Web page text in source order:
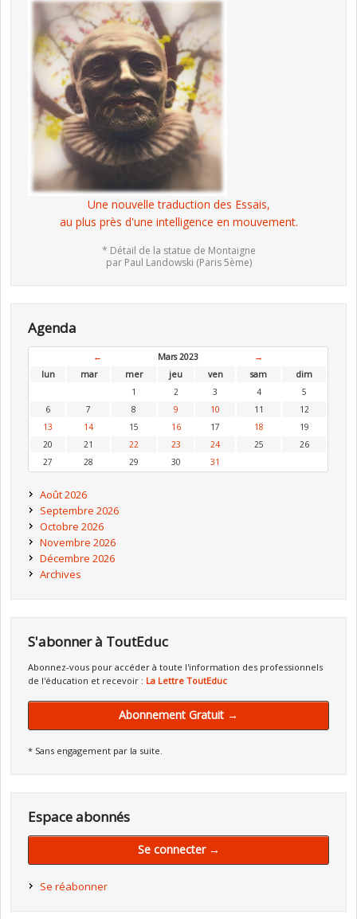
Une nouvelle traduction des Essais,
au plus près d'une intelligence en mouvement.
* Détail de la statue de Montaigne
par Paul Landowski (Paris 5ème)
Agenda
← Mars 2023
→
lun
mar mer jeu ven sam
dim
1
2 3 4
5
6
7 8 9 10 11
12
13
14 15 16 17 18
19
20
21 22 23 24 25
26
27
28 29 30 31
Août 2026
Septembre 2026
Octobre 2026
Novembre 2026
Décembre 2026
Archives
S'abonner à ToutEduc
Abonnez-vous pour accéder à toute l'information des professionnels
de l'éducation et recevoir : La Lettre ToutEduc
Abonnement Gratuit →
* Sans engagement par la suite.
Espace abonnés
Se connecter →
Se réabonner